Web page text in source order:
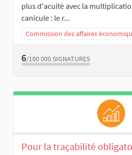
plus d'acuité avec la
canicule : le r...
Commission des affaires
6/100 000 SIGNATURES
Pour la traçabilité